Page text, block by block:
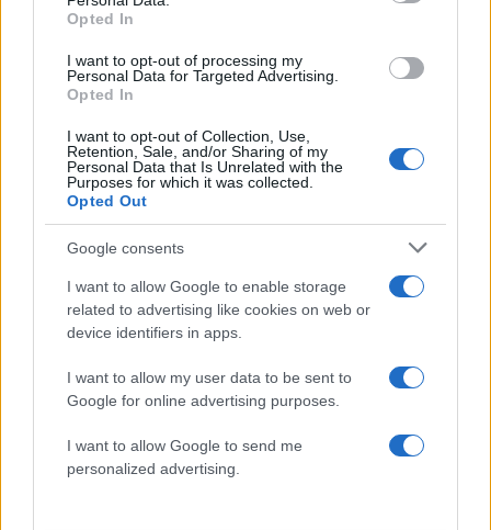
Opted In
I want to opt-out of processing my
Personal Data for Targeted Advertising.
Opted In
I want to opt-out of Collection, Use,
Retention, Sale, and/or Sharing of my
Personal Data that Is Unrelated with the
Purposes for which it was collected.
Opted Out
Google consents
I want to allow Google to enable storage
related to advertising like cookies on web or
device identifiers in apps.
I want to allow my user data to be sent to
Google for online advertising purposes.
I want to allow Google to send me
personalized advertising.
καλλιτεχνικό και πολύχρωμο άρμα της
και το υγρό στοιχείο. Επίσης θα παρελάσουν τα
άρματα «Ψωνίσαμε» και «Σύμφωνο πολιτικής
Συμβίωσης», καθώς και τα άρματα από το
καρναβάλι των μικρών, «Προπομπός Κιθαρίστας»,
«Ξαφνικά ένας Παπαγάλος», «Ο Γάτος στη
Σκεπή», «Πειρατικό Καράβι», «Το Τρενάκι», «Το
Κάστρο», «Δεντράκια και Μανιτάρια» και το
Μουσικό Άρμα.
Στην συνέχεια τη σκυτάλη θα πάρουν οι 30.000
καρναβαλιστές, όπου με τις πολύχρωμες στολές
τους και τις ευρηματικές κατασκευές τους, θα
βάλουν, όπως άλλωστε κάνουν κάθε χρόνο, τη
δική τους σφραγίδα στον μεγάλο θεσμό της